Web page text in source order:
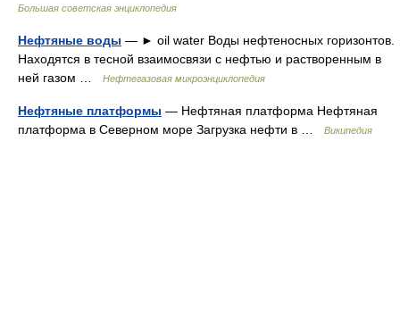
Большая советская энциклопедия
Нефтяные воды — ► oil water Воды нефтеносных горизонтов.
Находятся в тесной взаимосвязи с нефтью и растворенным в
ней газом …
Нефтегазовая микроэнциклопедия
Нефтяные платформы — Нефтяная платформа Нефтяная
платформа в Северном море Загрузка нефти в …
Википедия